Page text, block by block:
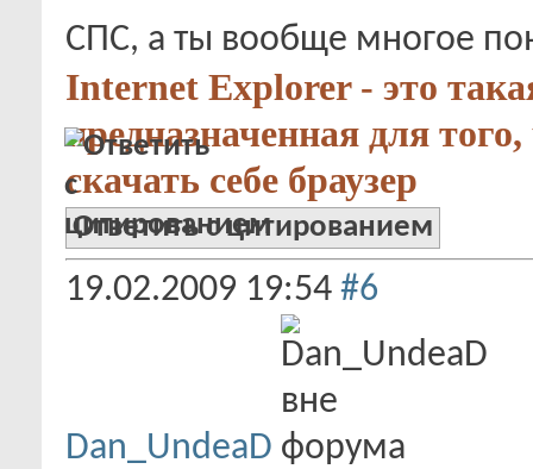
СПС, а ты вообще многое
Internet Explorer - это
предназначенная для
скачать себе браузер
Ответить с цитированием
19.02.2009 19:54 #6
Dan_UndeaD